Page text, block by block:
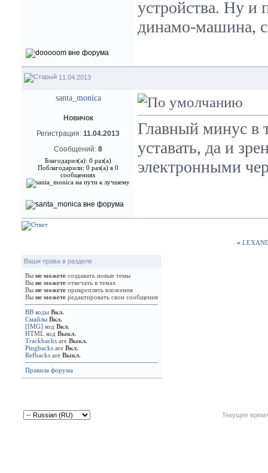
устройства. Ну и
динамо-машина,
11.04.2013
santa_monica
Новичок
Регистрация: 11.04.2013
Сообщений: 8
Благодарил(а): 0 раз(а)
Поблагодарили: 0 раз(а) в 0
сообщениях
Главный минус в
уставать, да и
электронными
«
Ваши права в разделе
Вы не можете создавать новые темы
Вы не можете отвечать в темах
Вы не можете прикреплять вложения
Вы не можете редактировать свои сообщения
BB коды Вкл.
Смайлы Вкл.
[IMG] код Вкл.
HTML код Выкл.
Trackbacks are Выкл.
Pingbacks are Вкл.
Refbacks are Выкл.
Правила форума
Текущее